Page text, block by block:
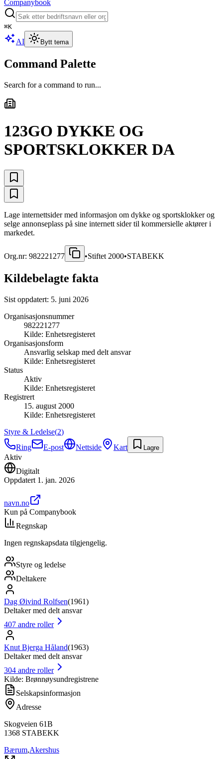
Companybook
⌘K
AI Bytt tema
Command Palette
Search for a command to run...
123GO DYKKE OG
SPORTSKLOKKER DA
Lage internettsider med informasjon om dykke og sportsklokker og
selge annonseplass på sine internett sider til kommersielle aktører i
markedet.
Org.nr: 982221277 •Stiftet 2000•STABEKK
Kildebelagte fakta
Sist oppdatert: 5. juni 2026
Organisasjonsnummer
982221277
Kilde: Enhetsregisteret
Organisasjonsform
Ansvarlig selskap med delt ansvar
Kilde: Enhetsregisteret
Status
Aktiv
Kilde: Enhetsregisteret
Registrert
15. august 2000
Kilde: Enhetsregisteret
Styre & Ledelse(2)
Ring
E-post Nettside Kart Lagre
Aktiv
Digitalt
Oppdatert 1. jan. 2026
navn.no
Kun på Companybook
Regnskap
Ingen regnskapsdata tilgjengelig.
Styre og ledelse
Deltakere
Dag Øivind Rolfsen(1961)
Deltaker med delt ansvar
407 andre roller
Knut Bjerga Håland(1963)
Deltaker med delt ansvar
304 andre roller
Kilde: Brønnøysundregistrene
Selskapsinformasjon
Adresse
Skogveien 61B
1368 STABEKK
Bærum,Akershus